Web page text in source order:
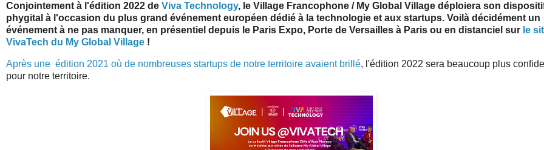
Conjointement à l'édition 2022 de Viva Technology, le Village Francophone / My Global Village déploiera son
phygital à l'occasion du plus grand événement européen dédié à la technologie et aux startups. Voilà décidément un
événement à ne pas manquer, en présentiel depuis le Paris Expo, Porte de Versailles à Paris ou en distanciel sur le
VivaTech du My Global Village !
Après une édition 2021 où de nombreuses startups de notre territoire avaient brillé, l'édition 2022 sera beaucoup plus
pour notre territoire.